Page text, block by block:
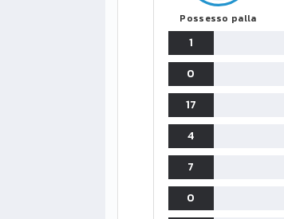
Possesso palla
1
0
17
4
7
0